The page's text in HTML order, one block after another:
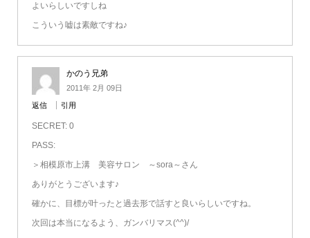
よいらしいですしね
こういう嘘は素敵ですね♪
かのう兄弟
2011年 2月 09日
返信 引用
SECRET: 0
PASS:
＞相模原市上溝 美容サロン ～sora～さん
ありがとうございます♪
確かに、目標が叶ったと過去形で話すと良いらしいですね。
次回は本当になるよう、ガンバリマス(^^)/